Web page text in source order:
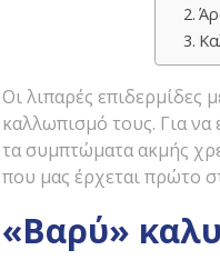
Οι λιπαρές επιδερμίδες
καλλωπισμό τους. Για
τα συμπτώματα ακμής
που μας έρχεται πρώτο
«Βαρύ»